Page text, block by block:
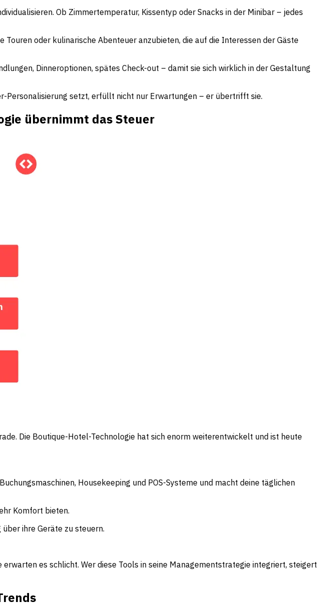
Ob Zimmertemperatur, Kissentyp oder Snacks in der Minibar – jedes
oder kulinarische Abenteuer anzubieten, die auf die Interessen der Gäste
Dinneroptionen, spätes Check-out – damit sie sich wirklich in der Gestaltung
Personalisierung setzt, erfüllt nicht nur Erwartungen – er übertrifft sie.
übernimmt das Steuer
Die Boutique-Hotel-Technologie hat sich enorm weiterentwickelt und ist heute
Housekeeping und POS-Systeme und macht deine täglichen
Komfort bieten.
ihre Geräte zu steuern.
es schlicht. Wer diese Tools in seine Managementstrategie integriert, steigert